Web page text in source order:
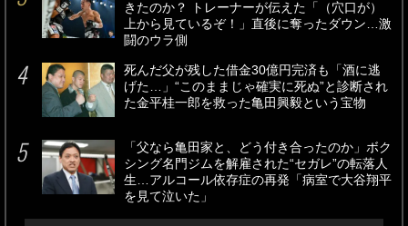
きたのか？ トレーナーが伝えた「（穴口が）
上から見ているぞ！」直後に奪ったダウン…激
闘のウラ側
死んだ父が残した借金30億円完済も「酒に逃
げた…」“このままじゃ確実に死ぬ”と診断され
た金平桂一郎を救った亀田興毅という宝物
「父なら亀田家と、どう付き合ったのか」ボク
シング名門ジムを解雇された“セガレ”の転落人
生…アルコール依存症の再発「病室で大谷翔平
を見て泣いた」